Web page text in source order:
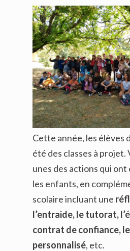
Cette année, les élèves
été des classes à projet.
unes des actions qui
les enfants, en
scolaire incluant une
l’entraide, le tutorat,
contrat de confiance,
personnalisé, etc.